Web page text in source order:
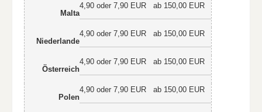
Malta
4,90 oder 7,90 EUR ab 150,00 EUR
Niederlande
4,90 oder 7,90 EUR ab 150,00 EUR
Österreich
4,90 oder 7,90 EUR ab 150,00 EUR
Polen
4,90 oder 7,90 EUR ab 150,00 EUR